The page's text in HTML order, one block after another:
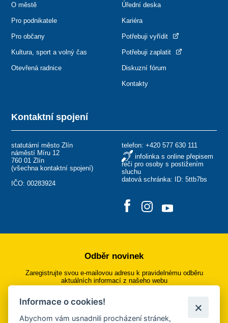
Kontaktní spojení
statutární město Zlín
náměstí Míru 12
760 01 Zlín
(všechna kontaktní spojení)
IČO: 00283924
telefon: +420 577 630 111
infolinka s online přepisem
řeči pro osoby s postižením
sluchu
datová schránka: ID: 5ttb7bs
O městě
Pro podnikatele
Pro občany
Kultura, sport a volný čas
Otevřená radnice
Úřední deska
Kariéra
Potřebuji vyřídit
Potřebuji zaplatit
Diskuzní fórum
Kontakty
Odběr novinek
Zaregistrujte svou e-mailovou adresu k pravidelnému odběru
aktuálních informací z našeho webu
Přihlásit se k odběru
Informace o cookies!
Abychom vám usnadnili procházení stránek,